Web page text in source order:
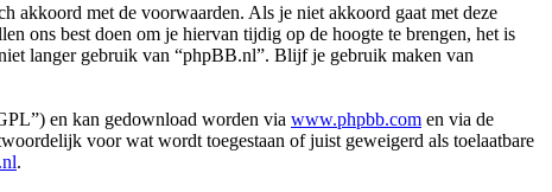
akkoord met de voorwaarden. Als je niet akkoord gaat met deze
ons best doen om je hiervan tijdig op de hoogte te brengen, het is
langer gebruik van “phpBB.nl”. Blijf je gebruik maken van
en kan gedownload worden via www.phpbb.com en via de
voor wat wordt toegestaan of juist geweigerd als toelaatbare
.